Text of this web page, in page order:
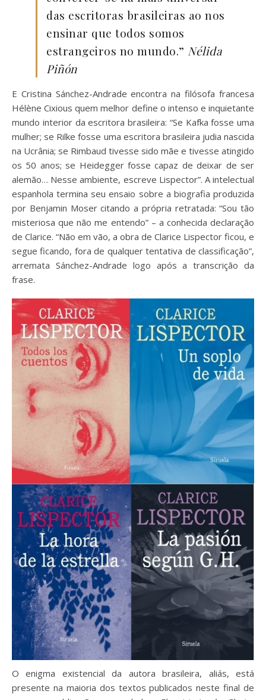
das escritoras brasileiras ao nos
ensinar que todos somos
estrangeiros no mundo.” Nélida
Piñón
E Cristina Sánchez-Andrade encontra na filósofa francesa
Hélène Cixious quem melhor define o intenso e inquietante
mundo interior da escritora brasileira: “Se Kafka fosse uma
mulher; se Rilke fosse uma escritora brasileira judia nascida
na Ucrânia; se Rimbaud tivesse sido mãe e tivesse atingido
os 50 anos; se Heidegger fosse capaz de deixar de ser
alemão… Nesse ambiente, escreve Lispector”. A intelectual
espanhola termina seu ensaio sobre a biografia produzida
por Benjamin Moser citando a própria retratada: “Sou tão
misteriosa que não me entendo” – a conhecida declaração
de Clarice. “Não em vão, a obra de Clarice Lispector ficou, e
segue ficando, fora de qualquer tentativa de classificação”,
arremata Sánchez-Andrade logo após a transcrição da
frase.
O enigma existencial da autora brasileira, aliás, está
presente na maioria dos textos publicados neste final de